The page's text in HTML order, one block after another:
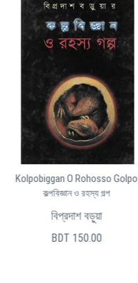
Kolpobiggan O Rohosso Golpo
কল্পবিজ্ঞান ও রহস্য গল্প
বিপ্রদাশ বড়ুয়া
BDT 150.00